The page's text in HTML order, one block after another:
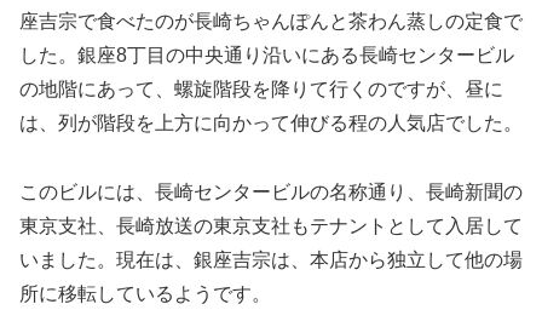
座吉宗で食べたのが長崎ちゃんぽんと茶わん蒸しの定食で
した。銀座8丁目の中央通り沿いにある長崎センタービル
の地階にあって、螺旋階段を降りて行くのですが、昼に
は、列が階段を上方に向かって伸びる程の人気店でした。
このビルには、長崎センタービルの名称通り、長崎新聞の
東京支社、長崎放送の東京支社もテナントとして入居して
いました。現在は、銀座吉宗は、本店から独立して他の場
所に移転しているようです。